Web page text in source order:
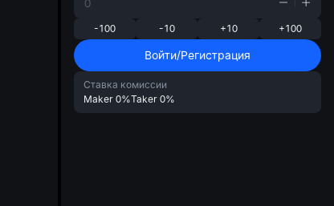
-100 -10 +10 +100
Войти/Регистрация
Ставка комиссии
Maker 0%Taker 0%